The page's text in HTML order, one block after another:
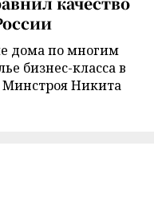
дома по многим
бизнес-класса в
Никита